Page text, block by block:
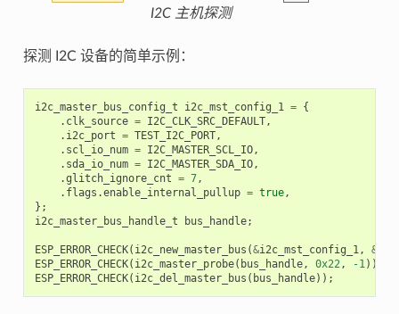
I2C 主机探测
探测 I2C 设备的简单示例：
i2c_master_bus_config_t i2c_mst_config_1 = {
. clk_source = I2C_CLK_SRC_DEFAULT,
. i2c_port = TEST_I2C_PORT,
. scl_io_num = I2C_MASTER_SCL_IO,
. sda_io_num = I2C_MASTER_SDA_IO,
.glitch_ignore_cnt = 7,
. flags .enable_internal_pullup = true,
};
i2c_master_bus_handle_t
bus_handle;
ESP_ERROR_CHECK( i2c_new_master_bus (&i2c_mst_config_1, &
ESP_ERROR_CHECK( i2c_master_probe( bus_handle, 0x22, -1));
ESP_ERROR_CHECK( i2c_del_master_bus ( bus_handle));